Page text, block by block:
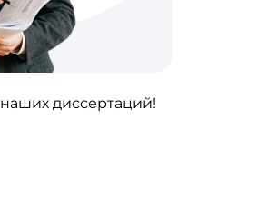
наших диссертаций!